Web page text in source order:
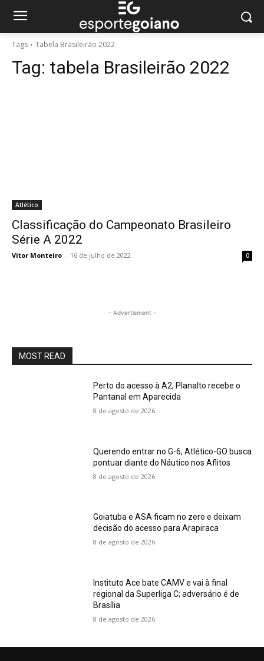
Tags Tabela Brasileirão 2022
Tag: tabela Brasileirão 2022
Atlético
Classificação do Campeonato Brasileiro
Série A 2022
Vitor Monteiro - 16 de julho de 2022 0
- Advertisment -
MOST READ
Perto do acesso à A2, Planalto recebe o
Pantanal em Aparecida
8 de agosto de 2026
Querendo entrar no G-6, Atlético-GO busca
pontuar diante do Náutico nos Aflitos
8 de agosto de 2026
Goiatuba e ASA ficam no zero e deixam
decisão do acesso para Arapiraca
8 de agosto de 2026
Instituto Ace bate CAMV e vai à final
regional da Superliga C; adversário é de
Brasília
8 de agosto de 2026